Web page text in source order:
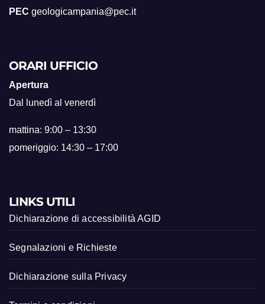
PEC geologicampania@pec.it
ORARI UFFICIO
Apertura
Dal lunedì al venerdì
mattina: 9:00 – 13:30
pomeriggio: 14:30 – 17:00
LINKS UTILI
Dichiarazione di accessibilità AGID
Segnalazioni e Richieste
Dichiarazione sulla Privacy